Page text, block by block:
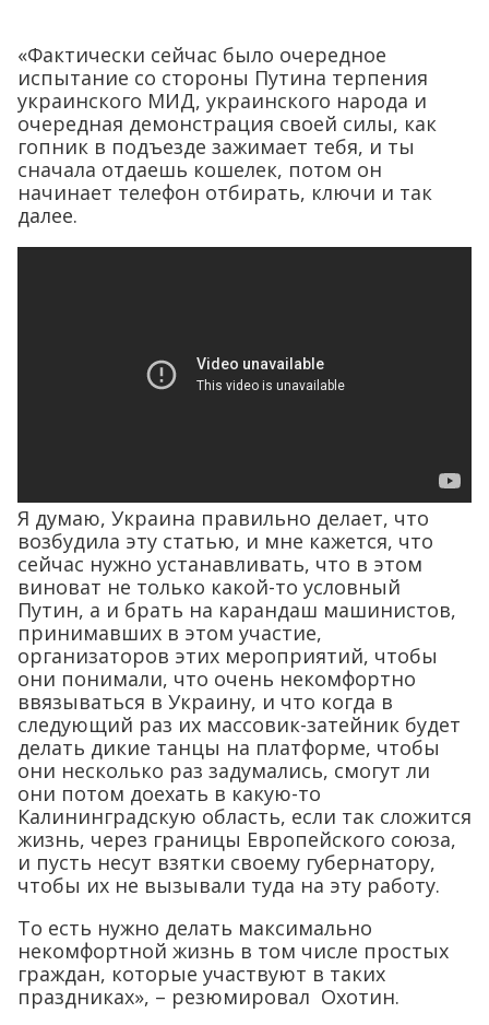
«Фактически сейчас было очередное
испытание со стороны Путина терпения
украинского МИД, украинского народа и
очередная демонстрация своей силы, как
гопник в подъезде зажимает тебя, и ты
сначала отдаешь кошелек, потом он
начинает телефон отбирать, ключи и так
далее.
Я думаю, Украина правильно делает, что
возбудила эту статью, и мне кажется, что
сейчас нужно устанавливать, что в этом
виноват не только какой-то условный
Путин, а и брать на карандаш машинистов,
принимавших в этом участие,
организаторов этих мероприятий, чтобы
они понимали, что очень некомфортно
ввязываться в Украину, и что когда в
следующий раз их массовик-затейник будет
делать дикие танцы на платформе, чтобы
они несколько раз задумались, смогут ли
они потом доехать в какую-то
Калининградскую область, если так сложится
жизнь, через границы Европейского союза,
и пусть несут взятки своему губернатору,
чтобы их не вызывали туда на эту работу.
То есть нужно делать максимально
некомфортной жизнь в том числе простых
граждан, которые участвуют в таких
праздниках», – резюмировал Охотин.